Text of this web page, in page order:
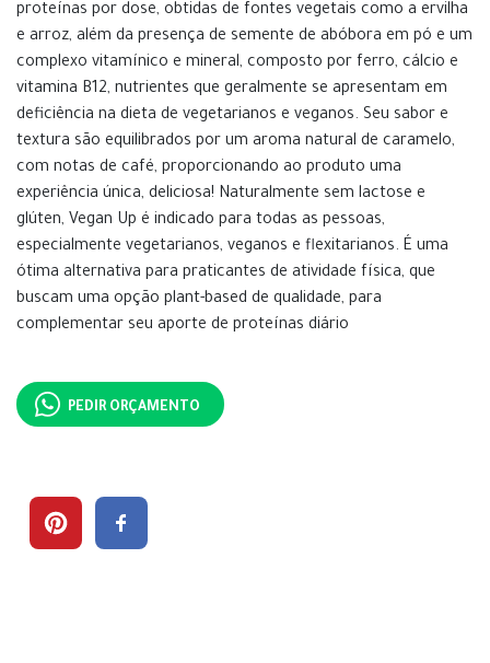
proteínas por dose, obtidas de fontes vegetais como a ervilha
e arroz, além da presença de semente de abóbora em pó e um
complexo vitamínico e mineral, composto por ferro, cálcio e
vitamina B12, nutrientes que geralmente se apresentam em
deficiência na dieta de vegetarianos e veganos. Seu sabor e
textura são equilibrados por um aroma natural de caramelo,
com notas de café, proporcionando ao produto uma
experiência única, deliciosa! Naturalmente sem lactose e
glúten, Vegan Up é indicado para todas as pessoas,
especialmente vegetarianos, veganos e flexitarianos. É uma
ótima alternativa para praticantes de atividade física, que
buscam uma opção plant-based de qualidade, para
complementar seu aporte de proteínas diário
PEDIR ORÇAMENTO